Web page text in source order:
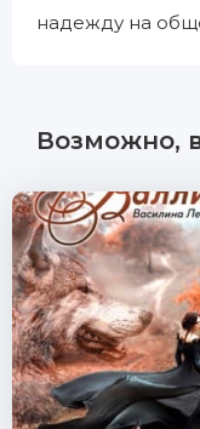
надежду на
Возможно,